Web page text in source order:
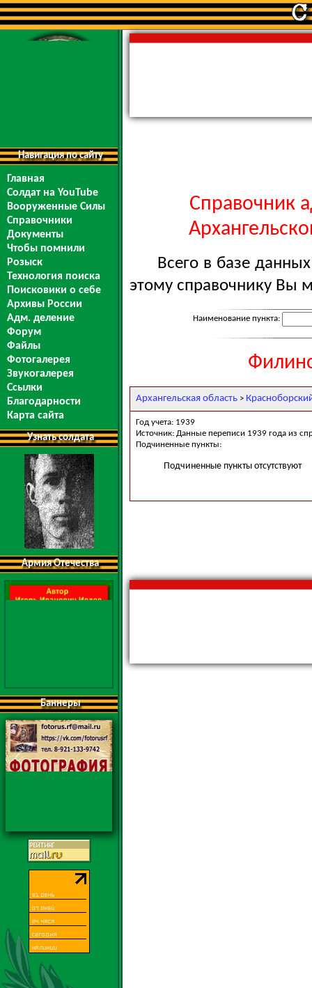
Навигация по сайту
Главная
Солдат на YouTube
Вооруженные Силы
Справочники
Документы
Чтобы помнили
Розыск
Технология поиска
Поисковики о себе
Архивы России
Адм. деление
Форум
Файлы
Фотогалерея
Звукогалерея
Ссылки
Благодарности
Карта сайта
Узнать солдата
Армия Отечества
Баннеры
Справочник
Всего в базе
этому справочнику Вы
Наименование пункта:
Архангельская область >
Год учета: 1939
Источник: Данные переписи 1939 года из
Подчиненные пункты:
Подчиненные пункты отсутствуют